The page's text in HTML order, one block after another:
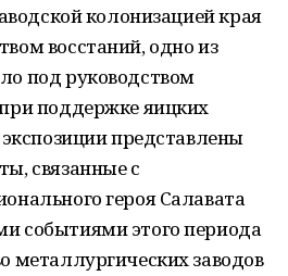
колонизацией края
восстаний, одно из
под руководством
поддержке яицких
представлены
связанные с
героя Салавата
событиями этого периода
металлургических заводов